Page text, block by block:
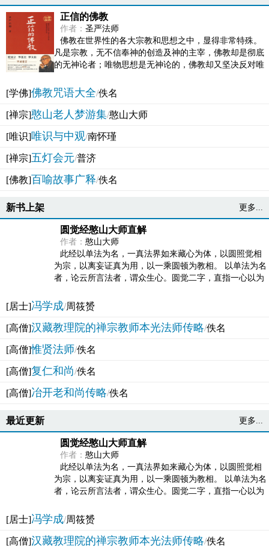
正信的佛教
作者： 圣严法师
佛教在世界性的各大宗教和思想之中，显得非常特殊。
凡是宗教，无不信奉神的创造及神的主宰，佛教却是彻底
的无神论者；唯物思想是无神论的，佛教却又坚决反对唯
[学佛]佛教咒语大全/佚名
[禅宗]憨山老人梦游集/憨山大师
[唯识]唯识与中观/南怀瑾
[禅宗]五灯会元/普济
[佛教]百喻故事广释/佚名
新书上架 更多...
圆觉经憨山大师直解
作者： 憨山大师
此经以单法为名，一真法界如来藏心为体，以圆照觉相
为宗，以离妄证真为用，以一乘圆顿为教相。 以单法为名
者，论云所言法者，谓众生心。圆觉二字，直指一心以为
[居士]冯学成/周筱赟
[高僧]汉藏教理院的禅宗教师本光法师传略/佚名
[高僧]惟贤法师/佚名
[高僧]复仁和尚/佚名
[高僧]冶开老和尚传略/佚名
最近更新 更多...
圆觉经憨山大师直解
作者： 憨山大师
此经以单法为名，一真法界如来藏心为体，以圆照觉相
为宗，以离妄证真为用，以一乘圆顿为教相。 以单法为名
者，论云所言法者，谓众生心。圆觉二字，直指一心以为
[居士]冯学成/周筱赟
[高僧]汉藏教理院的禅宗教师本光法师传略/佚名